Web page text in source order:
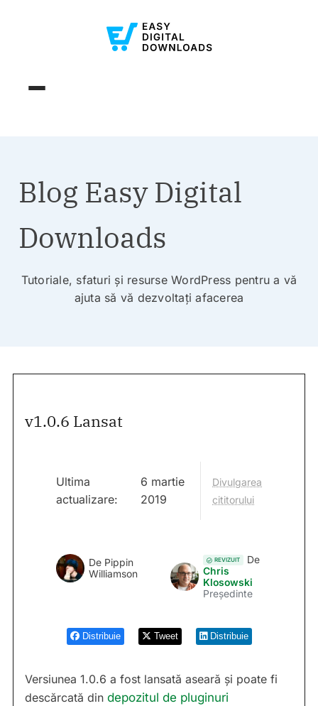
Blog Easy Digital
Downloads
Tutoriale, sfaturi și resurse WordPress pentru a vă
ajuta să vă dezvoltați afacerea
v1.0.6 Lansat
Ultima
actualizare:
6 martie
2019
Divulgarea
cititorului
De Pippin
Williamson
REVIZUIT
De
Chris
Klosowski
Președinte
Distribuie Tweet Distribuie
Versiunea 1.0.6 a fost lansată aseară și poate fi
descărcată din depozitul de pluginuri